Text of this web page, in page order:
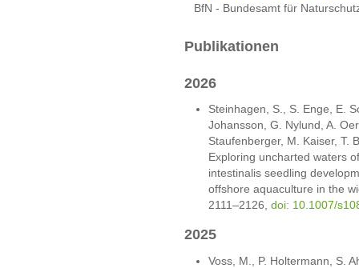
BfN - Bundesamt für
Publikationen
2026
Steinhagen, S., S. Enge, E.
Johansson, G. Nylund, A.
Staufenberger, M. Kaiser, T.
Exploring uncharted waters
intestinalis seedling
offshore aquaculture in the
2111–2126, doi: 10.1007/
2025
Voss, M., P. Holtermann, S.